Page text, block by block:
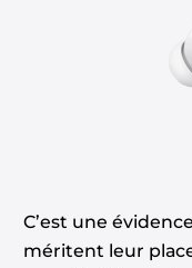
C’est une
méritent leur